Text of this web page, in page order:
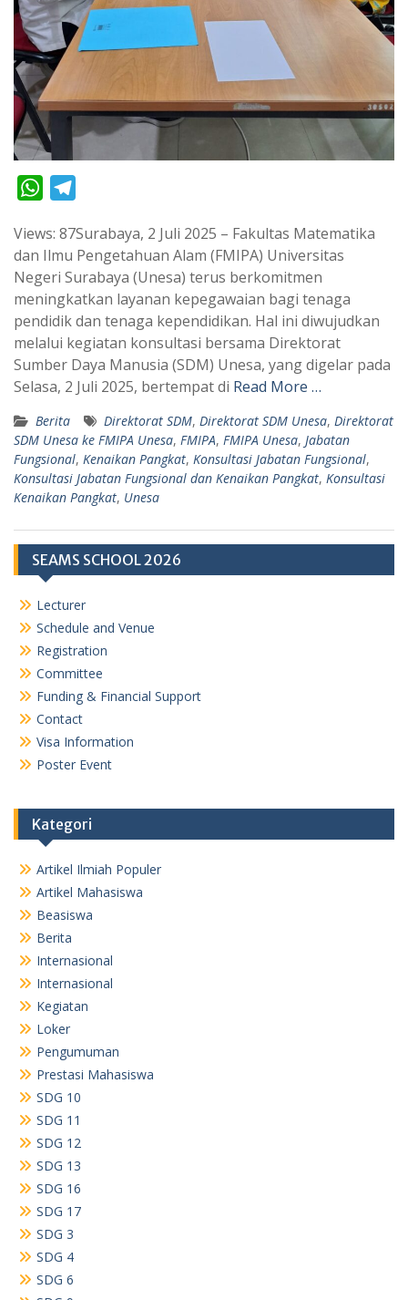
W
a
t
s
A
p
p
l
e
g
r
a
m
Views: 87Surabaya, 2 Juli 2025 – Fakultas Matematika
dan Ilmu Pengetahuan Alam (FMIPA) Universitas
Negeri Surabaya (Unesa) terus berkomitmen
meningkatkan layanan kepegawaian bagi tenaga
pendidik dan tenaga kependidikan. Hal ini diwujudkan
melalui kegiatan konsultasi bersama Direktorat
Sumber Daya Manusia (SDM) Unesa, yang digelar pada
Selasa, 2 Juli 2025, bertempat di Read More …
Berita Direktorat SDM, Direktorat SDM Unesa, Direktorat
SDM Unesa ke FMIPA Unesa, FMIPA, FMIPA Unesa, Jabatan
Fungsional, Kenaikan Pangkat, Konsultasi Jabatan Fungsional,
Konsultasi Jabatan Fungsional dan Kenaikan Pangkat, Konsultasi
Kenaikan Pangkat, Unesa
SEAMS SCHOOL 2026
Lecturer
Schedule and Venue
Registration
Committee
Funding & Financial Support
Contact
Visa Information
Poster Event
Kategori
Artikel Ilmiah Populer
Artikel Mahasiswa
Beasiswa
Berita
Internasional
Internasional
Kegiatan
Loker
Pengumuman
Prestasi Mahasiswa
SDG 10
SDG 11
SDG 12
SDG 13
SDG 16
SDG 17
SDG 3
SDG 4
SDG 6